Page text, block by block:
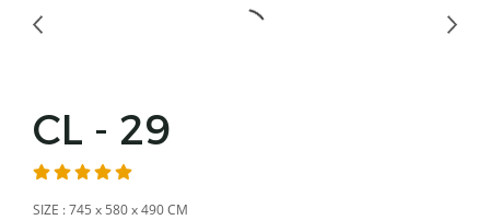
CL - 29
SIZE : 745 x 580 x 490 CM